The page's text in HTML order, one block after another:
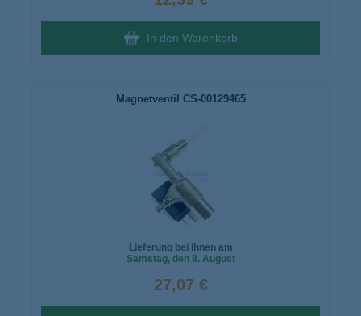
In den Warenkorb
Magnetventil CS-00129465
Lieferung bei Ihnen am
Samstag, den 8. August
27,07 €